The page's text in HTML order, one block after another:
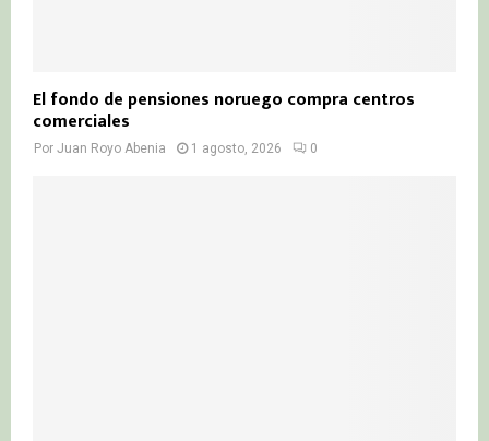
El fondo de pensiones noruego compra centros
comerciales
Por Juan Royo Abenia 1 agosto, 2026 0